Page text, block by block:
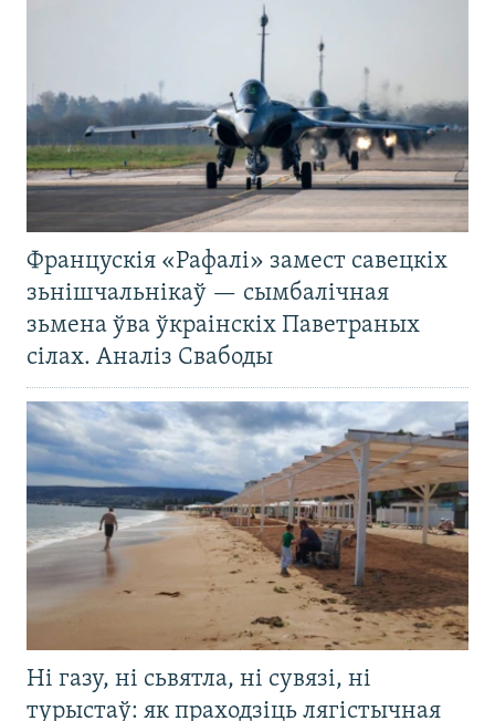
Францускія «Рафалі» замест савецкіх
зьнішчальнікаў — сымбалічная
зьмена ўва ўкраінскіх Паветраных
сілах. Аналіз Свабоды
Ні газу, ні сьвятла, ні сувязі, ні
турыстаў: як праходзіць лягістычная